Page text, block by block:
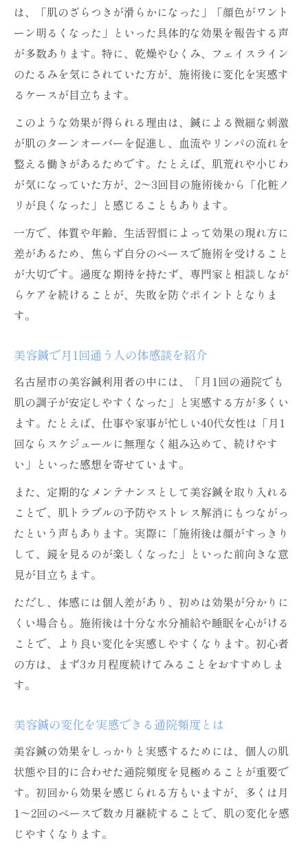
は、「肌のざらつきが滑らかになった」「顔色がワント
ーン明るくなった」といった具体的な効果を報告する声
が多数あります。特に、乾燥やむくみ、フェイスライン
のたるみを気にされていた方が、施術後に変化を実感す
るケースが目立ちます。
このような効果が得られる理由は、鍼による微細な刺激
が肌のターンオーバーを促進し、血流やリンパの流れを
整える働きがあるためです。たとえば、肌荒れや小じわ
が気になっていた方が、2〜3回目の施術後から「化粧ノ
リが良くなった」と感じることもあります。
一方で、体質や年齢、生活習慣によって効果の現れ方に
差があるため、焦らず自分のペースで施術を受けること
が大切です。過度な期待を持たず、専門家と相談しなが
らケアを続けることが、失敗を防ぐポイントとなりま
す。
美容鍼で月1回通う人の体感談を紹介
名古屋市の美容鍼利用者の中には、「月1回の通院でも
肌の調子が安定しやすくなった」と実感する方が多くい
ます。たとえば、仕事や家事が忙しい40代女性は「月1
回ならスケジュールに無理なく組み込めて、続けやす
い」といった感想を寄せています。
また、定期的なメンテナンスとして美容鍼を取り入れる
ことで、肌トラブルの予防やストレス解消にもつながっ
たという声もあります。実際に「施術後は顔がすっきり
して、鏡を見るのが楽しくなった」といった前向きな意
見が目立ちます。
ただし、体感には個人差があり、初めは効果が分かりに
くい場合も。施術後は十分な水分補給や睡眠を心がける
ことで、より良い変化を実感しやすくなります。初心者
の方は、まず3カ月程度続けてみることをおすすめしま
す。
美容鍼の変化を実感できる通院頻度とは
美容鍼の効果をしっかりと実感するためには、個人の肌
状態や目的に合わせた通院頻度を見極めることが重要で
す。初回から効果を感じられる方もいますが、多くは月
1〜2回のペースで数カ月継続することで、肌の変化を感
じやすくなります。